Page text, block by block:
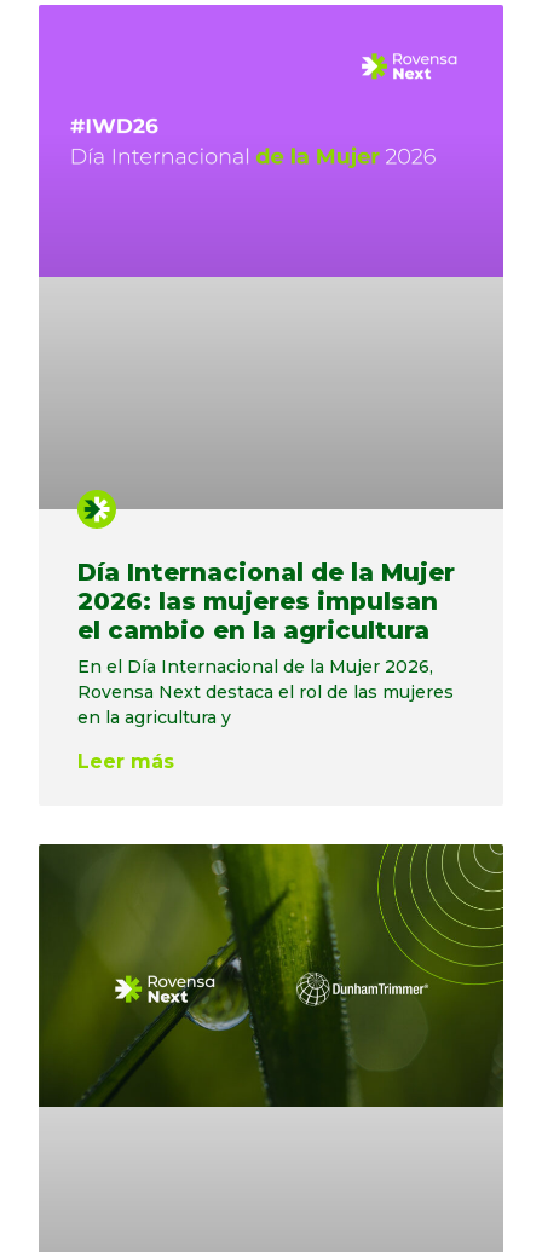
Día Internacional de la Mujer
2026: las mujeres impulsan
el cambio en la agricultura
En el Día Internacional de la Mujer 2026,
Rovensa Next destaca el rol de las mujeres
en la agricultura y
Leer más